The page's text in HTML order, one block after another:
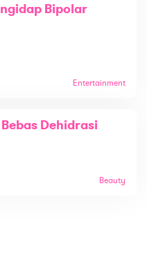
Bipolar
Entertainment
Dehidrasi
Beauty